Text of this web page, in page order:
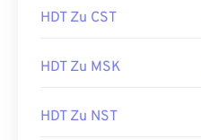
HDT Zu CST
HDT Zu MSK
HDT Zu NST